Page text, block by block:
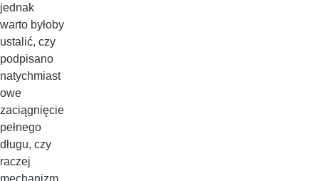
jednak
warto byłoby
ustalić, czy
podpisano
natychmiast
owe
zaciągnięcie
pełnego
długu, czy
raczej